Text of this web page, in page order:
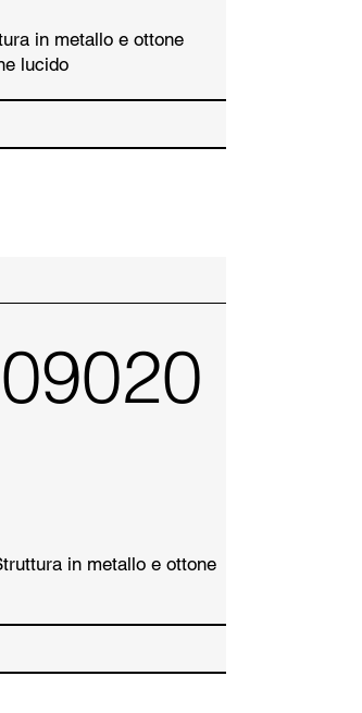
in metallo e ottone
lucido
in metallo e ottone